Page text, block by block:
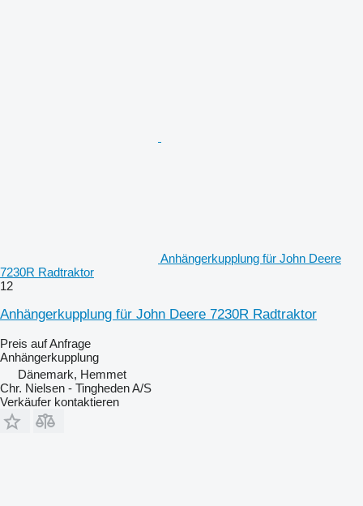
Anhängerkupplung für John Deere
7230R Radtraktor
12
Anhängerkupplung für John Deere 7230R Radtraktor
Preis auf Anfrage
Anhängerkupplung
Dänemark, Hemmet
Chr. Nielsen - Tingheden A/S
Verkäufer kontaktieren